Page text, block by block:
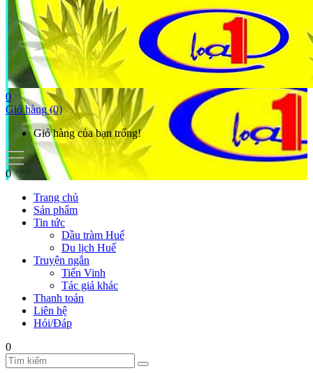
0
Giỏ hàng (0)
Giỏ hàng của bạn trống!
0
Trang chủ
Sản phẩm
Tin tức
Dầu tràm Huế
Du lịch Huế
Truyện ngắn
Tiến Vinh
Tác giả khác
Thanh toán
Liên hệ
Hỏi/Đáp
0